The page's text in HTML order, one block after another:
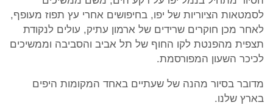
לסמטאות הציוריות של יפו, בחיפושים אחרי עץ תפוז מעופף,
לאחר מכן חוקרים שרידים של ארמון עתיק, עולים לנקודת
תצפית מהפנטת לקו החוף של תל אביב והסביבה וממשיכים
לכיכר השעון המפורסמת.
מדובר בסיור מהנה של שעתיים באחד המקומות היפים
בארץ שלנו.